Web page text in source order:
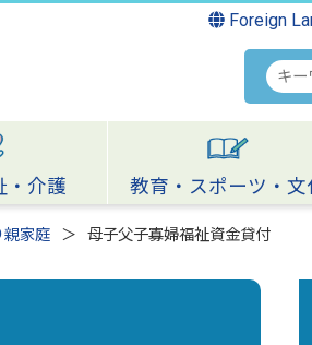
Foreign
検
索
キ
ワ
ー
ド
・介護 教育・スポーツ・文
親家庭 母子父子寡婦福祉資金貸付